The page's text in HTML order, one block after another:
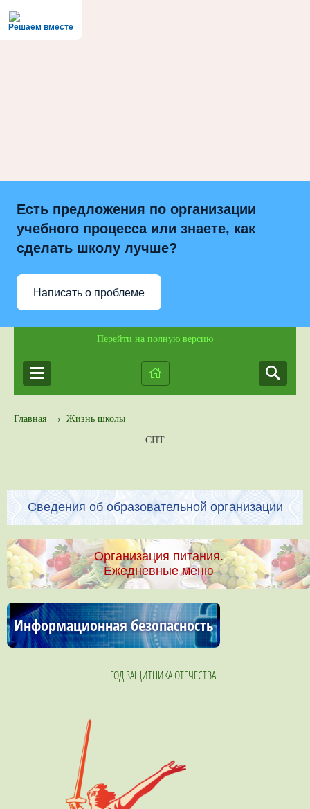
Решаем вместе
Есть предложения по организации
учебного процесса или знаете, как
сделать школу лучше?
Написать о проблеме
Перейти на полную версию
Главная →
Жизнь школы
СПТ
Сведения об образовательной организации
Организация питания.
Ежедневные меню
Информационная безопасность
ГОД ЗАЩИТНИКА ОТЕЧЕСТВА